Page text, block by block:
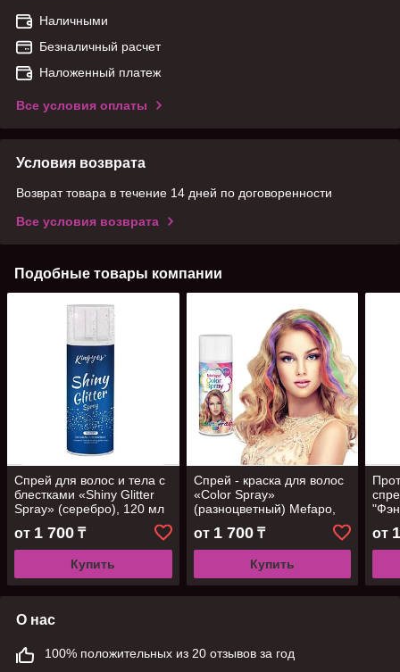
Наличными
Безналичный расчет
Наложенный платеж
Все условия оплаты
Условия возврата
Возврат товара в течение 14 дней по договоренности
Все условия возврата
Подобные товары компании
Спрей для волос и тела с
блестками «Shiny Glitter
Spray» (серебро), 120 мл
от 1 700 ₸
Купить
Спрей - краска для волос
«Color Spray»
(разноцветный) Mefapo,
от 1 700₸
Купить
от
О нас
100% положительных из 20 отзывов за год